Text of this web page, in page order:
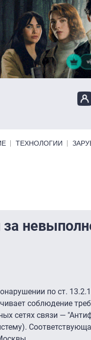
ТЕХНОЛОГИИ
по ст.
соблюдение
сетях связи —